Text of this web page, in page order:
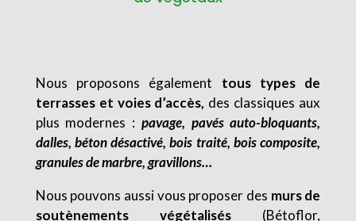
Nous proposons également tous types de
terrasses et voies d’accès, des classiques aux
plus modernes : pavage, pavés auto-bloquants,
dalles, béton désactivé, bois traité, bois composite,
granules de marbre, gravillons…
Nous pouvons aussi vous proposer des murs de
soutènements végétalisés (Bétoflor,